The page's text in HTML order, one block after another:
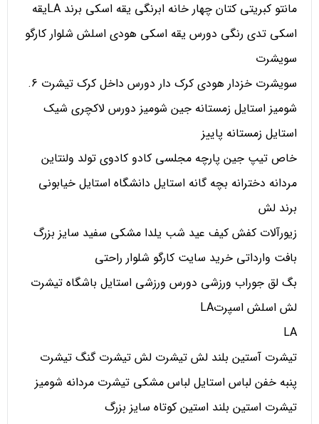
مانتو کبریتی کتان چهار خانه ابرنگی یقه اسکی برند LAیقه
اسکی تدی رنگی دورس یقه اسکی هودی اسلش شلوار کارگو
سویشرت
سویشرت خزدار هودی کرک دار دورس داخل کرک تیشرت 6.
شومیز استایل زمستانه جین شومیز دورس لاکچری شیک
استایل زمستانه پاییز
خاص تیپ جین پارچه مجلسی کادو کادوی تولد ولنتاین
مردانه دخترانه بچه گانه استایل دانشگاه استایل خیابونی
برند لش
زیورآلات کفش کیف عید شب یلدا مشکی سفید سایز بزرگ
بافت وارداتی خرید سایت کارگو شلوار راحتی
بگ لق جوراب ورزشی دورس ورزشی استایل باشگاه تیشرت
لش اسلش اسپرتLA
LA
تیشرت آستین بلند لش تیشرت لش تیشرت گنگ تیشرت
پنبه خفن لباس استایل لباس مشکی تیشرت مردانه شومیز
تیشرت استین بلند استین کوتاه سایز بزرگ